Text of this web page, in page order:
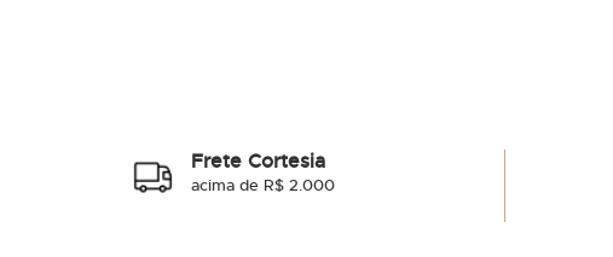
Frete Cortesia
acima de R$ 2.000